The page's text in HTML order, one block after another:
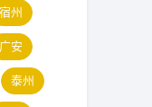
宿州
广安
泰州